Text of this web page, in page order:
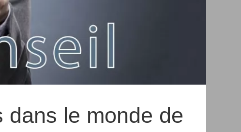
dans le monde de